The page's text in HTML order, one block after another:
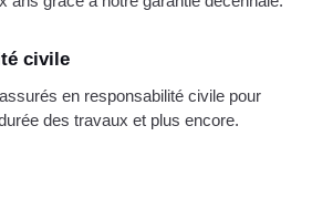
civile
en responsabilité civile pour
des travaux et plus encore.